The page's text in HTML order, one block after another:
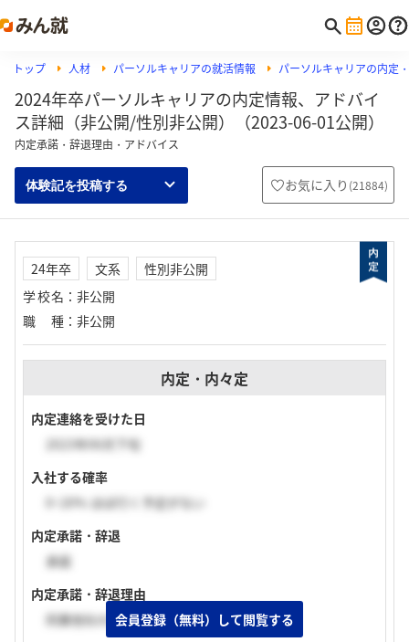
トップ 人材 パーソルキャリアの就活情報 パーソルキャリアの内定
2024年卒パーソルキャリアの内定情報、アドバイ
ス詳細（非公開/性別非公開）（2023-06-01公開）
内定承諾・辞退理由・アドバイス
体験記を投稿する お気に入り (21884)
24年卒 文系
性別非公開
学校名 ： 非公開
職種 ： 非公開
内定・内々定
内定連絡を受けた日
2023年06月下旬
入社する確率
0~20% ほぼ行く予定がない
内定承諾・辞退
承諾
内定承諾・辞退理由
同業他社の企業に内定承諾したため
会員登録（無料）して閲覧する